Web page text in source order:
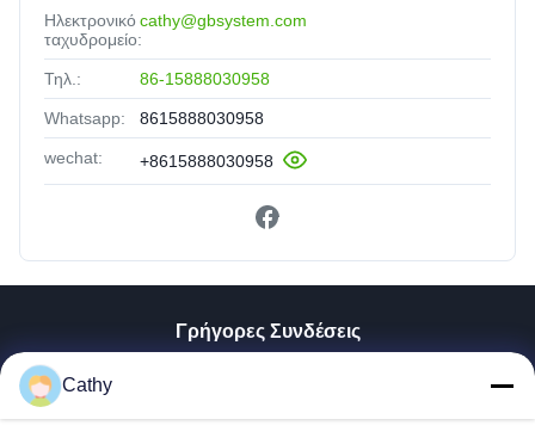
Ηλεκτρονικό
ταχυδρομείο:
cathy@gbsystem.com
Τηλ.: 86-15888030958
Whatsapp: 8615888030958
wechat: +8615888030958
Γρήγορες Συνδέσεις
Cathy